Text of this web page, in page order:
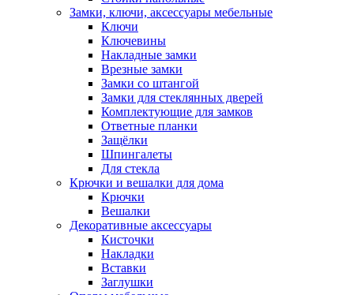
Замки, ключи, аксессуары мебельные
Ключи
Ключевины
Накладные замки
Врезные замки
Замки со штангой
Замки для стеклянных дверей
Комплектующие для замков
Ответные планки
Защёлки
Шпингалеты
Для стекла
Крючки и вешалки для дома
Крючки
Вешалки
Декоративные аксессуары
Кисточки
Накладки
Вставки
Заглушки